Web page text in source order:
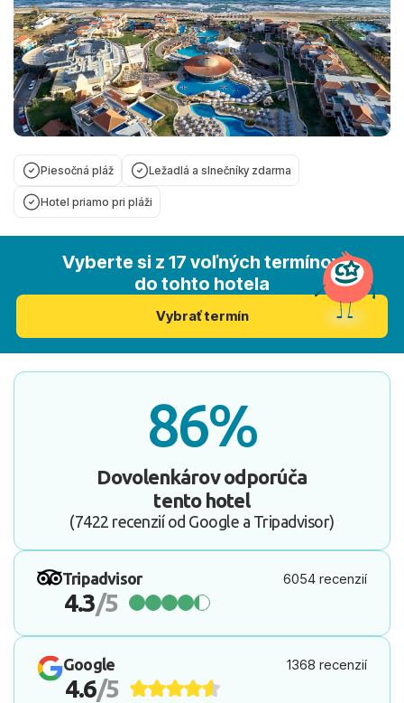
Piesočná pláž Ležadlá a slnečníky zdarma
Hotel priamo pri pláži
Vyberte si z 17 voľných termínov
do tohto hotela
Vybrať termín
86%
Dovolenkárov odporúča
tento hotel
(7422 recenzií od Google a Tripadvisor)
Tripadvisor 6054 recenzií
4.3/5
Google 1368 recenzií
4.6/5